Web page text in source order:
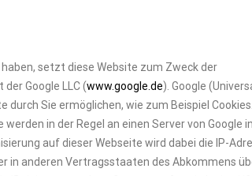
haben, setzt diese Website zum Zweck der
Google LLC (www.google.de). Google
Sie ermöglichen, wie zum Beispiel
in der Regel an einen Server von Google
auf dieser Webseite wird dabei die IP-
in anderen Vertragsstaaten des Abkommens